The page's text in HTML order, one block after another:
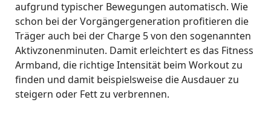
aufgrund typischer Bewegungen automatisch. Wie
schon bei der Vorgängergeneration profitieren die
Träger auch bei der Charge 5 von den sogenannten
Aktivzonenminuten. Damit erleichtert es das Fitness
Armband, die richtige Intensität beim Workout zu
finden und damit beispielsweise die Ausdauer zu
steigern oder Fett zu verbrennen.